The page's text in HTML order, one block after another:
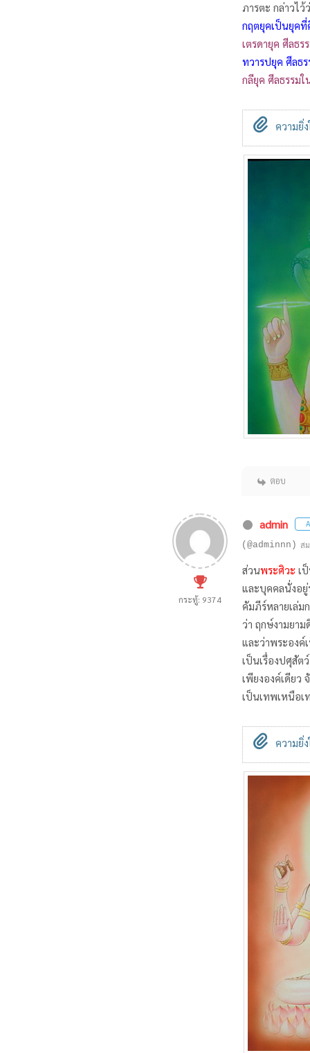
ภารตะ กล่าวไ
กฤตยุคเป็นยุคที่
เตรดายุค ศีลธร
ทวารปยุค ศีลธ
กลียุค ศีลธรรมใ
ความยิ่
ตอบ
กระทู้: 9374
admin
(@adminnn) ส
ส่วนพระศิวะ เ
และบุคคลนั่งอยู่
คัมภีร์หลายเล่ม
ว่า ฤกษ์งามยา
และว่าพระองค์
เป็นเรื่องปศุสัต
เพียงองค์เดียว
เป็นเทพเหนือเ
ความยิ่